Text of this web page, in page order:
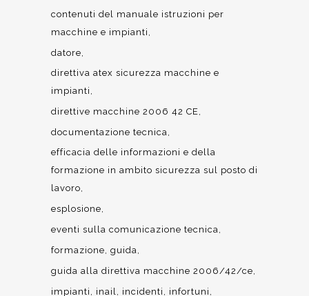
contenuti del manuale istruzioni per
macchine e impianti
datore
direttiva atex sicurezza macchine e
impianti
direttive macchine 2006 42 CE
documentazione tecnica
efficacia delle informazioni e della
formazione in ambito sicurezza sul posto di
lavoro
esplosione
eventi sulla comunicazione tecnica
formazione guida
guida alla direttiva macchine 2006/42/ce
impianti
inail incidenti
infortuni